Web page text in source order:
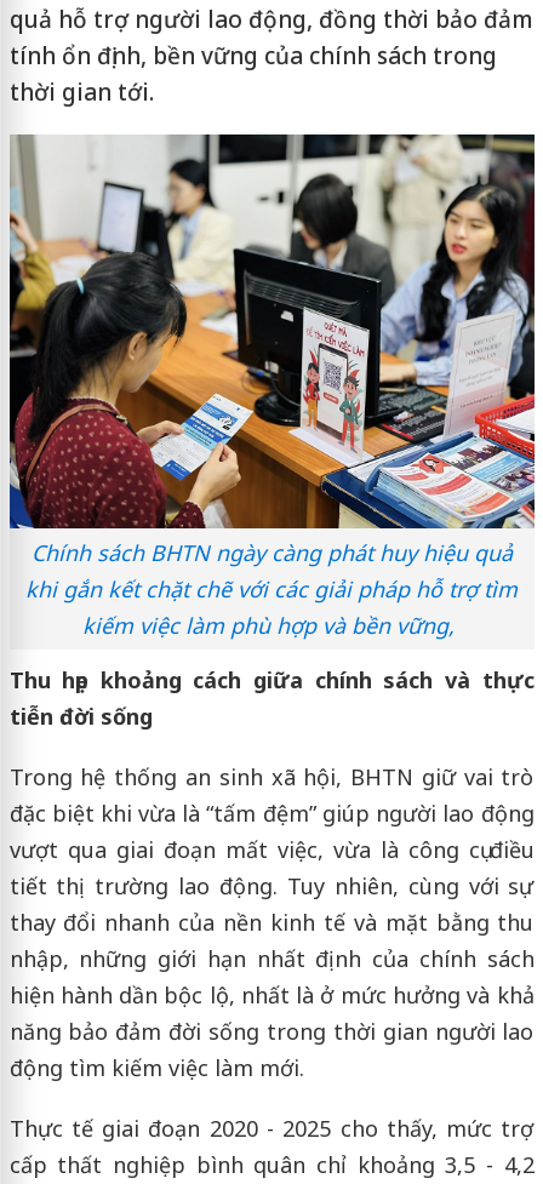
quả hỗ trợ người lao động, đồng thời bảo đảm
tính ổn định, bền vững của chính sách trong
thời gian tới.
Chính sách BHTN ngày càng phát huy hiệu quả
khi gắn kết chặt chẽ với các giải pháp hỗ trợ tìm
kiếm việc làm phù hợp và bền vững,
Thu hẹp khoảng cách giữa chính sách và thực
tiễn đời sống
Trong hệ thống an sinh xã hội, BHTN giữ vai trò
đặc biệt khi vừa là “tấm đệm” giúp người lao động
vượt qua giai đoạn mất việc, vừa là công cụ điều
tiết thị trường lao động. Tuy nhiên, cùng với sự
thay đổi nhanh của nền kinh tế và mặt bằng thu
nhập, những giới hạn nhất định của chính sách
hiện hành dần bộc lộ, nhất là ở mức hưởng và khả
năng bảo đảm đời sống trong thời gian người lao
động tìm kiếm việc làm mới.
Thực tế giai đoạn 2020 - 2025 cho thấy, mức trợ
cấp thất nghiệp bình quân chỉ khoảng 3,5 - 4,2